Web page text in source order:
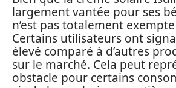
largement vantée pour ses
n’est pas totalement
Certains utilisateurs ont
élevé comparé à d’autres
sur le marché. Cela peut
obstacle pour certains